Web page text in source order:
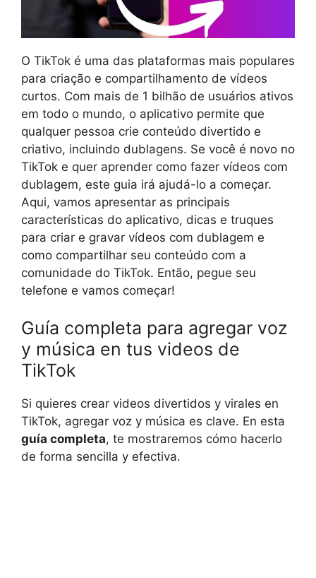
O TikTok é uma das plataformas mais populares
para criação e compartilhamento de vídeos
curtos. Com mais de 1 bilhão de usuários ativos
em todo o mundo, o aplicativo permite que
qualquer pessoa crie conteúdo divertido e
criativo, incluindo dublagens. Se você é novo no
TikTok e quer aprender como fazer vídeos com
dublagem, este guia irá ajudá-lo a começar.
Aqui, vamos apresentar as principais
características do aplicativo, dicas e truques
para criar e gravar vídeos com dublagem e
como compartilhar seu conteúdo com a
comunidade do TikTok. Então, pegue seu
telefone e vamos começar!
Guía completa para agregar voz
y música en tus videos de
TikTok
Si quieres crear videos divertidos y virales en
TikTok, agregar voz y música es clave. En esta
guía completa, te mostraremos cómo hacerlo
de forma sencilla y efectiva.